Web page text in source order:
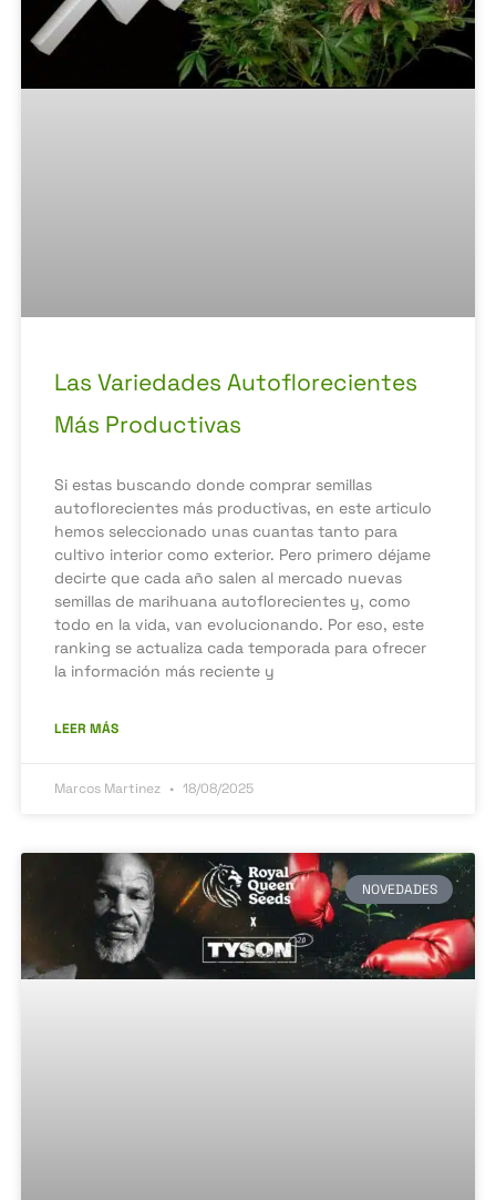
Las Variedades Autoflorecientes
Más Productivas
Si estas buscando donde comprar semillas
autoflorecientes más productivas, en este articulo
hemos seleccionado unas cuantas tanto para
cultivo interior como exterior. Pero primero déjame
decirte que cada año salen al mercado nuevas
semillas de marihuana autoflorecientes y, como
todo en la vida, van evolucionando. Por eso, este
ranking se actualiza cada temporada para ofrecer
la información más reciente y
LEER MÁS
Marcos Martinez 18/08/2025
NOVEDADES